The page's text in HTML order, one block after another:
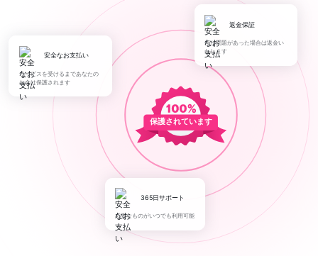
保護されています
安全なお支払い
サービスを受けるまであなたの
お金は保護されます
返金保証
何か問題があった場合は返金い
たします
365日サポート
必要なものがいつでも利用可能